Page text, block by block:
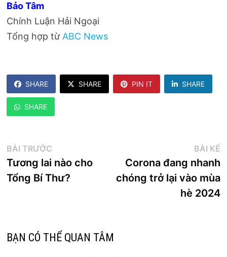
Bảo Tâm
Chính Luận Hải Ngoại
Tổng hợp từABC News
SHARE SHARE PIN IT SHARE
SHARE
Điều
hướng
bài
BÀI TRƯỚC
trước:
Tương lai nào cho
Tổng Bí Thư?
BÀI KẾ
Corona đang nhanh
chóng trở lại vào mùa
hè 2024
BẠN CÓ THỂ QUAN TÂM